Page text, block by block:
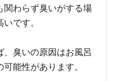
関わらず臭いがする場
です。
、臭いの原因はお風呂
能性があります。